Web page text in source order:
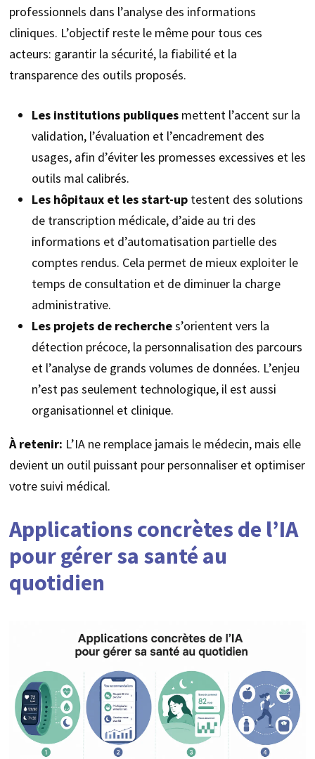
professionnels dans l’analyse des informations
cliniques. L’objectif reste le même pour tous ces
acteurs: garantir la sécurité, la fiabilité et la
transparence des outils proposés.
Les institutions publiquesmettent l’accent sur la
validation, l’évaluation et l’encadrement des
usages, afin d’éviter les promesses excessives et les
outils mal calibrés.
Les hôpitaux et les start-uptestent des solutions
de transcription médicale, d’aide au tri des
informations et d’automatisation partielle des
comptes rendus. Cela permet de mieux exploiter le
temps de consultation et de diminuer la charge
administrative.
Les projets de recherches’orientent vers la
détection précoce, la personnalisation des parcours
et l’analyse de grands volumes de données. L’enjeu
n’est pas seulement technologique, il est aussi
organisationnel et clinique.
À retenir: L’IA ne remplace jamais le médecin, mais elle
devient un outil puissant pour personnaliser et optimiser
votre suivi médical.
Applications concrètes de l’IA
pour gérer sa santé au
quotidien